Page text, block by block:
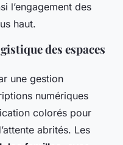
l’engagement des
haut.
des espaces
une gestion
numériques
colorés pour
abrités. Les